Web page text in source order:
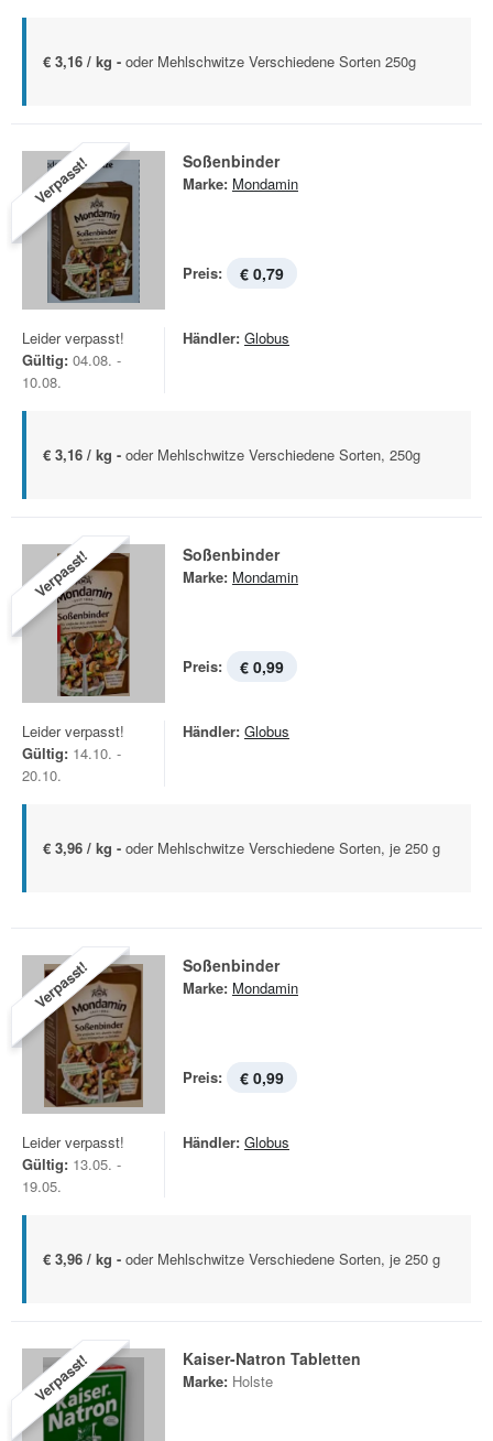
€ 3,16 / kg - oder Mehlschwitze Verschiedene Sorten 250g
Verpasst! Soßenbinder
Marke: Mondamin
Preis: € 0,79
Leider verpasst!
Gültig: 04.08. -
10.08.
Händler: Globus
€ 3,16 / kg - oder Mehlschwitze Verschiedene Sorten, 250g
Verpasst! Soßenbinder
Marke: Mondamin
Preis: € 0,99
Leider verpasst!
Gültig: 14.10. -
20.10.
Händler: Globus
€ 3,96 / kg - oder Mehlschwitze Verschiedene Sorten, je 250 g
Verpasst! Soßenbinder
Marke: Mondamin
Preis: € 0,99
Leider verpasst!
Gültig: 13.05. -
19.05.
Händler: Globus
€ 3,96 / kg - oder Mehlschwitze Verschiedene Sorten, je 250 g
Verpasst! Kaiser-Natron Tabletten
Marke: Holste